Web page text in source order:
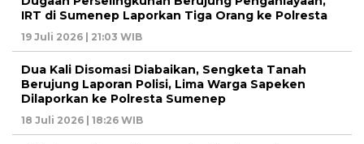
IRT di Sumenep Laporkan Tiga Orang ke Polresta
19 Juli 2026 | 21:03 WIB
Dua Kali Disomasi Diabaikan, Sengketa Tanah
Berujung Laporan Polisi, Lima Warga Sapeken
Dilaporkan ke Polresta Sumenep
18 Juli 2026 | 18:26 WIB